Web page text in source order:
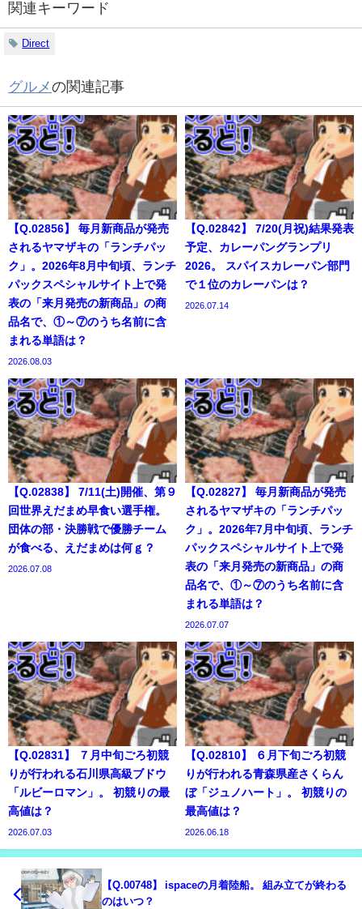
関連キーワード
Direct
グルメの関連記事
【Q.02856】 毎月新商品が発売
されるヤマザキの「ランチパッ
ク」。2026年8月中旬頃、ランチ
パックスペシャルサイト上で発
表の「来月発売の新商品」の商
品名で、①～⑦のうち名前に含
まれる単語は？
2026.08.03
【Q.02842】 7/20(月祝)結果発表
予定、カレーパングランプリ
2026。 スパイスカレーパン部門
で１位のカレーパンは？
2026.07.14
【Q.02838】 7/11(土)開催、第９
回世界えだまめ早食い選手権。
団体の部・決勝戦で優勝チーム
が食べる、えだまめは何ｇ？
2026.07.08
【Q.02827】 毎月新商品が発売
されるヤマザキの「ランチパッ
ク」。2026年7月中旬頃、ランチ
パックスペシャルサイト上で発
表の「来月発売の新商品」の商
品名で、①～⑦のうち名前に含
まれる単語は？
2026.07.07
【Q.02831】 ７月中旬ごろ初競
りが行われる石川県高級ブドウ
「ルビーロマン」。 初競りの最
高値は？
2026.07.03
【Q.02810】 ６月下旬ごろ初競
りが行われる青森県産さくらん
ぼ「ジュノハート」。 初競りの
最高値は？
2026.06.18
【Q.00748】 ispaceの月着陸船。 組み立てが終わる
のはいつ？